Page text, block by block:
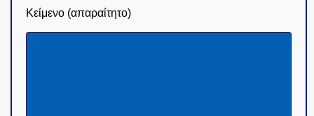
Κείμενο (απαραίτητο)